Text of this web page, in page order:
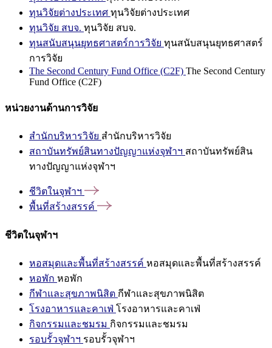
ทุนวิจัยต่างประเทศ ทุนวิจัยต่างประเทศ
ทุนวิจัย สบจ. ทุนวิจัย สบจ.
ทุนสนับสนุนยุทธศาสตร์การวิจัย ทุนสนับสนุนยุทธศาสตร์
การวิจัย
The Second Century Fund Office (C2F) The Second Century
Fund Office (C2F)
หน่วยงานด้านการวิจัย
สำนักบริหารวิจัย สำนักบริหารวิจัย
สถาบันทรัพย์สินทางปัญญาแห่งจุฬาฯ สถาบันทรัพย์สิน
ทางปัญญาแห่งจุฬาฯ
ชีวิตในจุฬาฯ
พื้นที่สร้างสรรค์
ชีวิตในจุฬาฯ
หอสมุดและพื้นที่สร้างสรรค์ หอสมุดและพื้นที่สร้างสรรค์
หอพัก หอพัก
กีฬาและสุขภาพนิสิต กีฬาและสุขภาพนิสิต
โรงอาหารและคาเฟ่ โรงอาหารและคาเฟ่
กิจกรรมและชมรม กิจกรรมและชมรม
รอบรั้วจุฬาฯ รอบรั้วจุฬาฯ